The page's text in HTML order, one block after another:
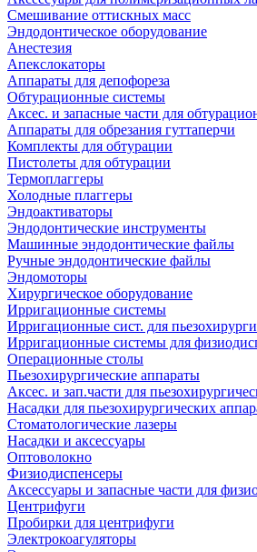
Смешивание оттискных масс
Эндодонтическое оборудование
Анестезия
Апекслокаторы
Аппараты для депофореза
Обтурационные системы
Аксес. и запасные части для
Аппараты для обрезания гуттаперчи
Комплекты для обтурации
Пистолеты для обтурации
Термоплаггеры
Холодные плаггеры
Эндоактиваторы
Эндодонтические инструменты
Машинные эндодонтические файлы
Ручные эндодонтические файлы
Эндомоторы
Хирургическое оборудование
Ирригационные системы
Ирригационные сист. для
Ирригационные системы для
Операционные столы
Пьезохирургические аппараты
Аксес. и зап.части для
Насадки для пьезохирургических
Стоматологические лазеры
Насадки и аксессуары
Оптоволокно
Физиодиспенсеры
Аксессуары и запасные части для
Центрифуги
Пробирки для центрифуги
Электрокоагуляторы